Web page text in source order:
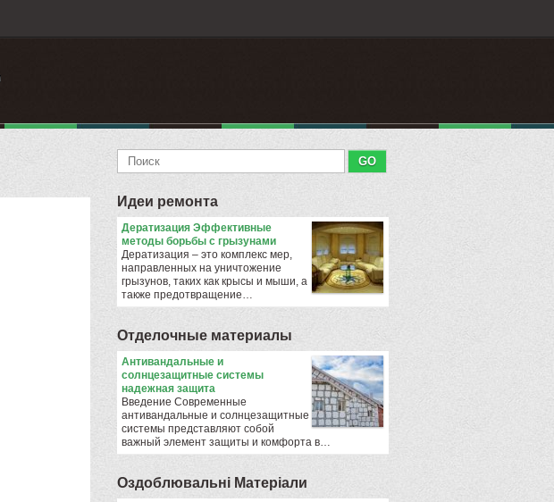
Идеи ремонта
Дератизация Эффективные
методы борьбы с грызунами
Дератизация – это комплекс мер,
направленных на уничтожение
грызунов, таких как крысы и мыши, а
также предотвращение…
Отделочные материалы
Антивандальные и
солнцезащитные системы
надежная защита
Введение Современные
антивандальные и солнцезащитные
системы представляют собой
важный элемент защиты и комфорта в…
Оздоблювальнi Матерiали